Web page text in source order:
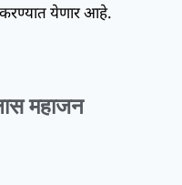
करण्यात येणार आहे.
महाजन